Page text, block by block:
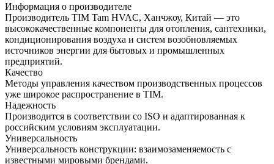
Информация о производителе
Производитель TIM Tam HVAC, Ханчжоу, Китай — это
высококачественные компоненты для отопления, сантехники,
кондиционирования воздуха и систем возобновляемых
источников энергии для бытовых и промышленных
предприятий.
Качество
Методы управления качеством производственных процессов
уже широкое распространение в TIM.
Надежность
Производится в соответствии со ISO и адаптированная к
российским условиям эксплуатации.
Универсальность
Универсальность конструкции: взаимозаменяемость с
известными мировыми брендами.